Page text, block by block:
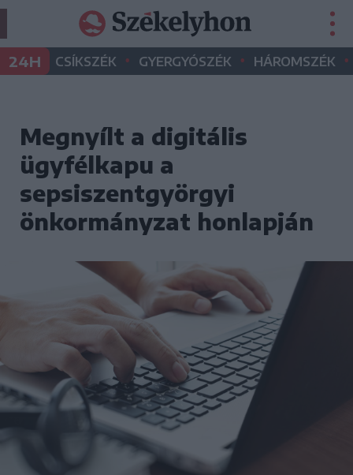
24H CSÍKSZÉK • GYERGYÓSZÉK • HÁROMSZÉK •
Megnyílt a digitális
ügyfélkapu a
sepsiszentgyörgyi
önkormányzat honlapján